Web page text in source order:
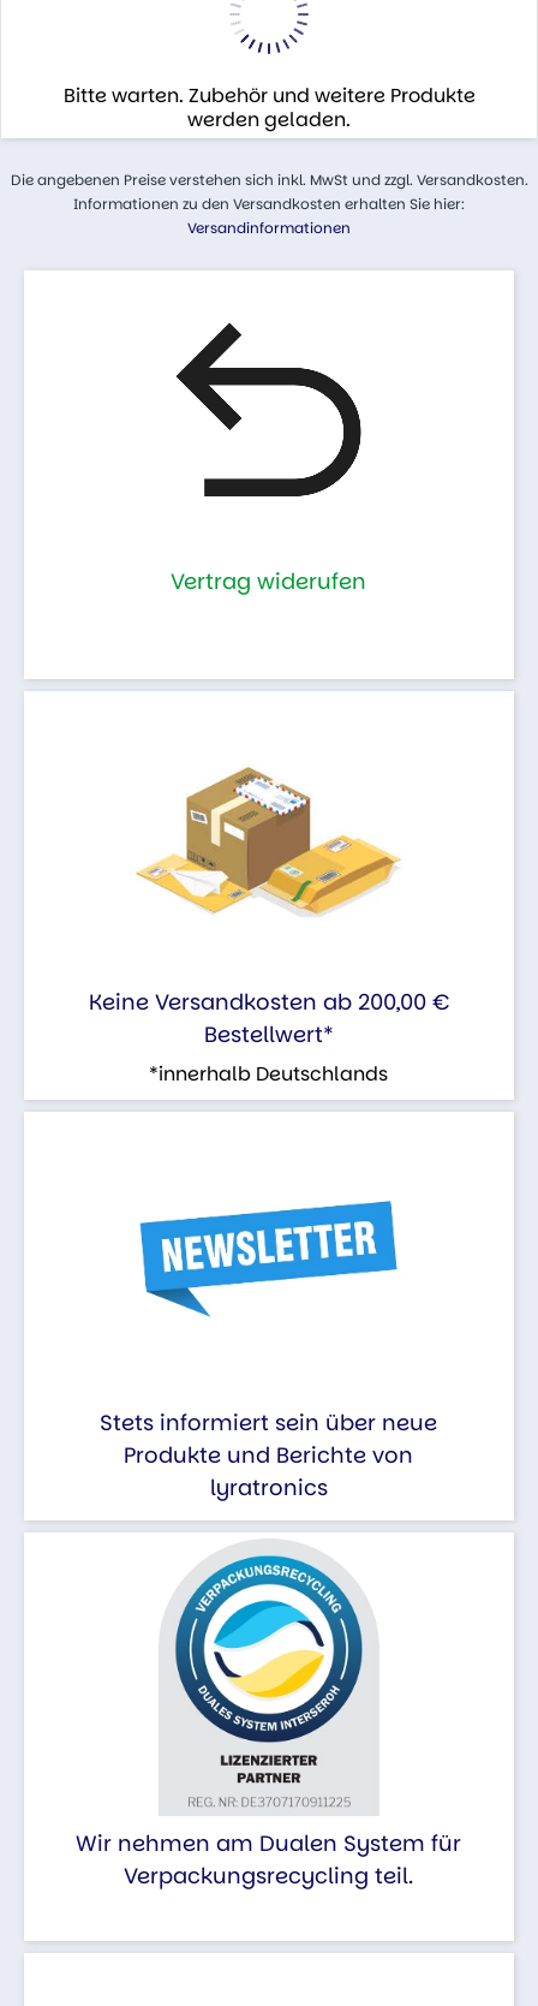
Bitte warten. Zubehör und weitere Produkte
werden geladen.
Die angebenen Preise verstehen sich inkl. MwSt und zzgl. Versandkosten.
Informationen zu den Versandkosten erhalten Sie hier:
Versandinformationen
Vertrag widerufen
Keine Versandkosten ab 200,00 €
Bestellwert*
*innerhalb Deutschlands
Stets informiert sein über neue
Produkte und Berichte von
lyratronics
Wir nehmen am Dualen System für
Verpackungsrecycling teil.